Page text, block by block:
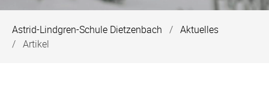
Astrid-Lindgren-Schule Dietzenbach
Aktuelles
Artikel